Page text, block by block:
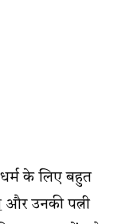
के लिए बहुत
और उनकी पत्नी